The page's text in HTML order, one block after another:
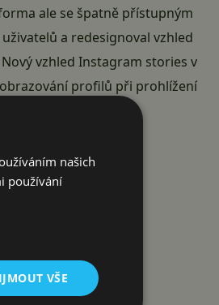
ale se špatně přístupným
a redesignoval vzhled
Nový vzhled Instagram stories v
profilů při prohlížení
našich
používání
VŠE